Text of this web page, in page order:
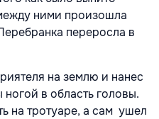
ними произошла
переросла в
на землю и нанес
в область головы.
на тротуаре, а сам ушел